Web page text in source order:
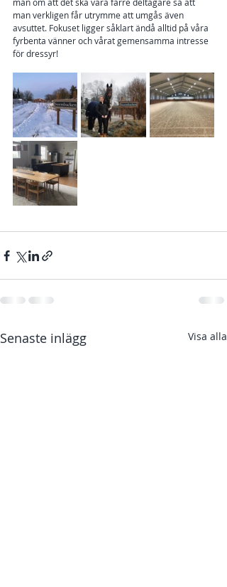
man verkligen får utrymme att umgås även
avsuttet. Fokuset ligger såklart ändå alltid på våra
fyrbenta vänner och vårat gemensamma intresse
för dressyr!
Senaste inlägg Visa alla